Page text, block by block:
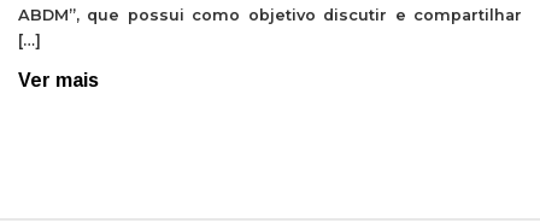
ABDM”, que possui como objetivo discutir e compartilhar
[…]
Ver mais